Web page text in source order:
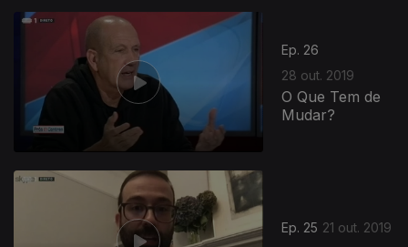
Ep. 26
28 out. 2019
O Que Tem de
Mudar?
Ep. 25 21 out. 2019